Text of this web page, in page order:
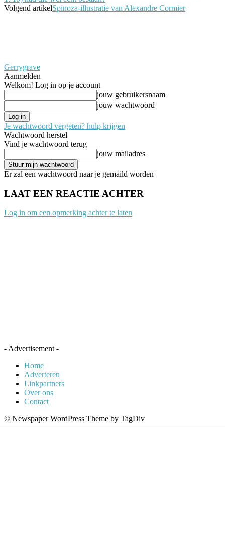
Volgend artikelSpinoza-illustratie van Alexandre Cormier
Gerrygrave
Aanmelden
Welkom! Log in op je account
jouw gebruikersnaam
jouw wachtwoord
Je wachtwoord vergeten? hulp krijgen
Wachtwoord herstel
Vind je wachtwoord terug
jouw mailadres
Er zal een wachtwoord naar je gemaild worden
LAAT EEN REACTIE ACHTER
Log in om een opmerking achter te laten
- Advertisement -
Home
Adverteren
Linkpartners
Over ons
Contact
© Newspaper WordPress Theme by TagDiv